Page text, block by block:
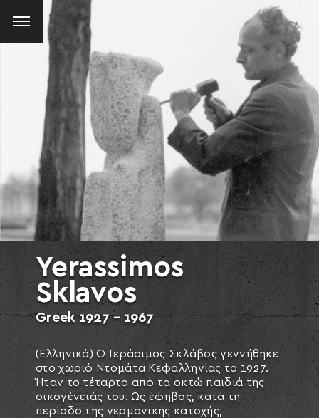
Yerassimos
Sklavos
Greek1927 - 1967
(Ελληνικά) Ο Γεράσιμος Σκλάβος γεννήθηκε
στο χωριό Ντομάτα Κεφαλληνίας το 1927.
Ήταν το τέταρτο από τα οκτώ παιδιά της
οικογένειάς του. Ως έφηβος, κατά τη
περίοδο της γερμανικής κατοχής,